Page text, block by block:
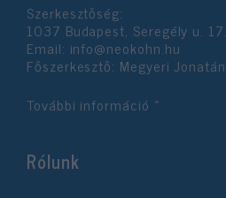
Szerkesztőség:
1037 Budapest, Seregély u. 17.
Email: info@neokohn.hu
Főszerkesztő: Megyeri Jonatán
További információ »
Rólunk